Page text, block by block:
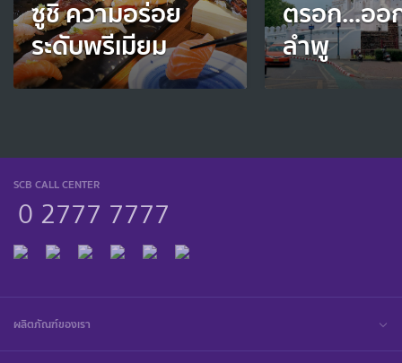
ซูชิ ความอร่อย
ระดับพรีเมียม
ตรอก...ออ
ลำพู
SCB CALL CENTER
0 2777 7777
ผลิตภัณฑ์ของเรา